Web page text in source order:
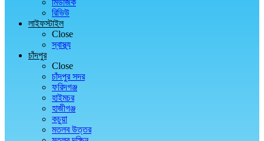
মিউজিক
রিভিউ
লাইফস্টাইল
Close
স্বাস্থ্য
চাঁদপুর
Close
চাঁদপুর সদর
ফরিদগঞ্জ
হাইমচর
হাজীগঞ্জ
কচুয়া
মতলব উত্তর